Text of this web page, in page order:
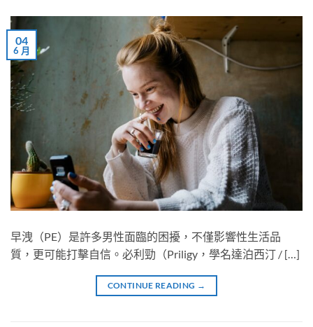
04
6 月
早洩（PE）是許多男性面臨的困擾，不僅影響性生活品
質，更可能打擊自信。必利勁（Priligy，學名達泊西汀 / […]
CONTINUE READING →